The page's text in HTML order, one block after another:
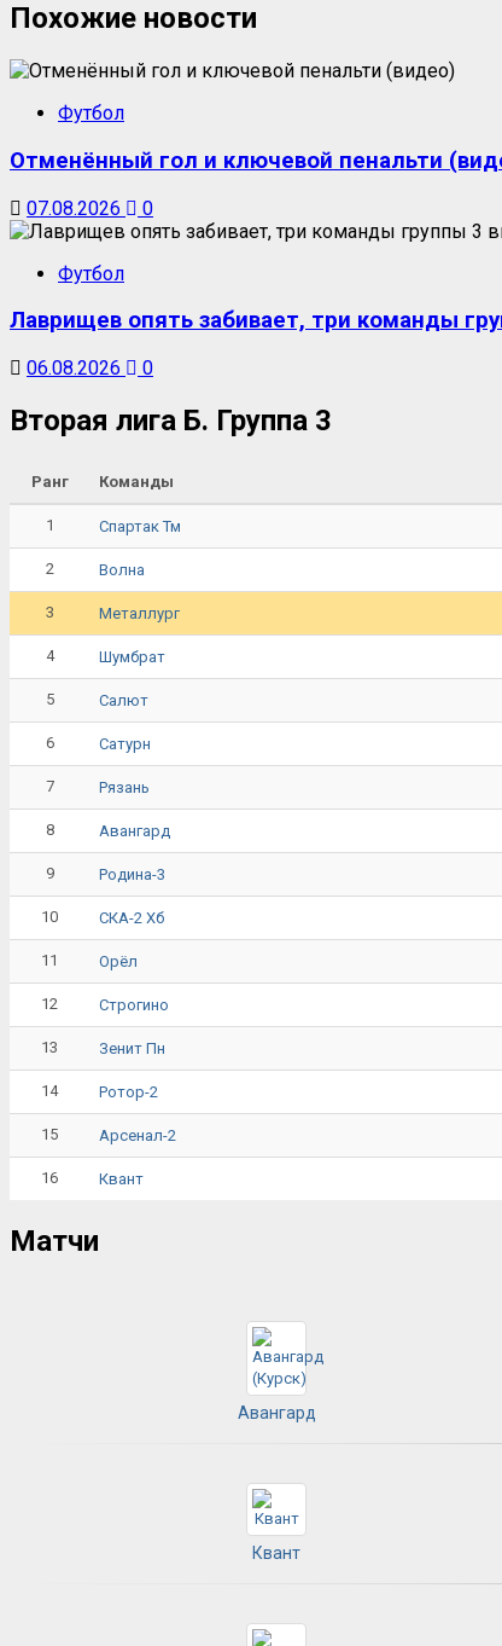
Похожие новости
Футбол
Отменённый гол и ключевой пенальти
07.08.2026 0
Футбол
Лаврищев опять забивает, три команды
06.08.2026 0
Вторая лига Б. Группа 3
Ранг Команды
1 Спартак Тм
2 Волна
3 Металлург
4 Шумбрат
5 Салют
6 Сатурн
7 Рязань
8 Авангард
9 Родина-3
10 СКА-2 Хб
11 Орёл
12 Строгино
13 Зенит Пн
14 Ротор-2
15 Арсенал-2
16 Квант
Матчи
Авангард
Квант